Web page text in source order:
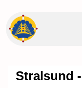
Stralsund